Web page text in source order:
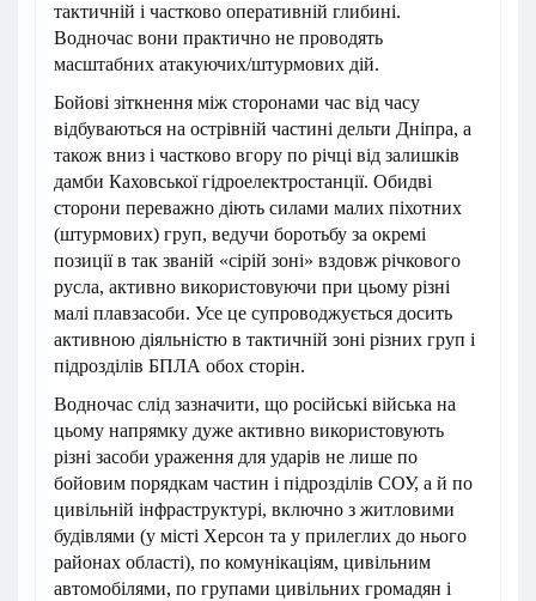
тактичній і частково оперативній глибині.
Водночас вони практично не проводять
масштабних атакуючих/штурмових дій.
Бойові зіткнення між сторонами час від часу
відбуваються на острівній частині дельти Дніпра, а
також вниз і частково вгору по річці від залишків
дамби Каховської гідроелектростанції. Обидві
сторони переважно діють силами малих піхотних
(штурмових) груп, ведучи боротьбу за окремі
позиції в так званій «сірій зоні» вздовж річкового
русла, активно використовуючи при цьому різні
малі плавзасоби. Усе це супроводжується досить
активною діяльністю в тактичній зоні різних груп і
підрозділів БПЛА обох сторін.
Водночас слід зазначити, що російські війська на
цьому напрямку дуже активно використовують
різні засоби ураження для ударів не лише по
бойовим порядкам частин і підрозділів СОУ, а й по
цивільній інфраструктурі, включно з житловими
будівлями (у місті Херсон та у прилеглих до нього
районах області), по комунікаціям, цивільним
автомобілями, по групами цивільних громадян і